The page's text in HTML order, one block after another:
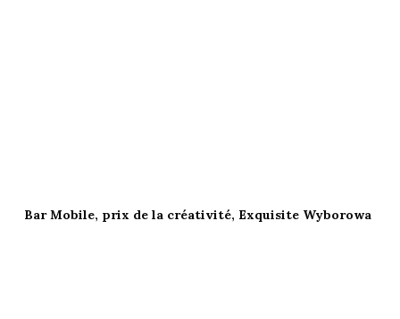
Bar Mobile, prix de la créativité, Exquisite Wyborowa